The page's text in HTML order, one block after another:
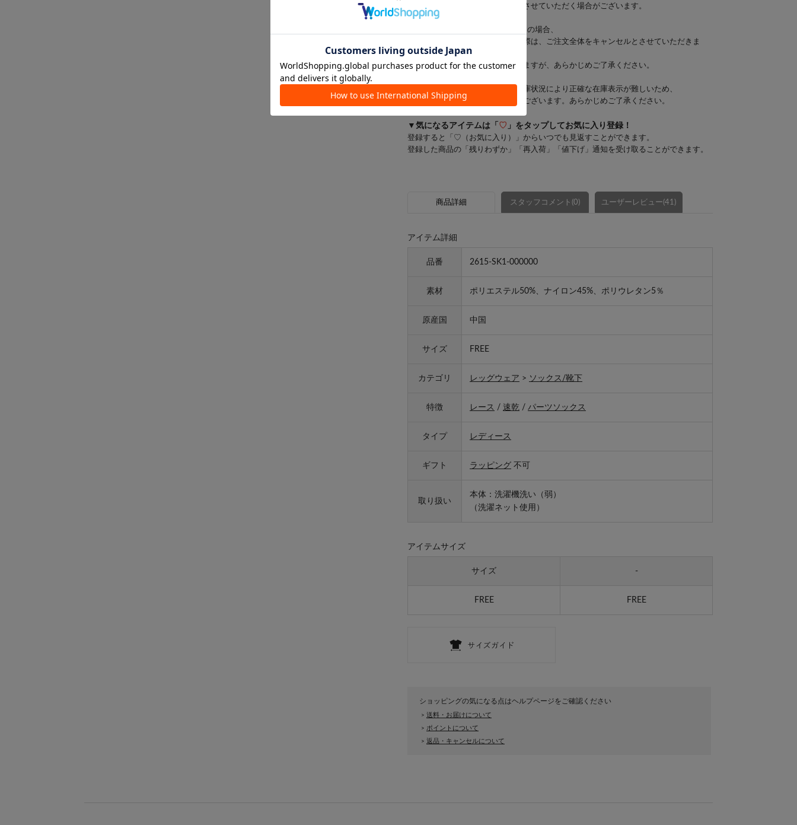
在庫をご用意できた商品のみ発送させていただく場合がございます。
※お支払い方法がd払い・メルペイの場合、
一部商品のキャンセルが発生した際は、ご注文全体をキャンセルとさせていただきま
す。
お客様にはご迷惑をおかけいたしますが、あらかじめご了承ください。
※一部の商品では、商品仕様や在庫状況により正確な在庫表示が難しいため、
店舗在庫を表示していない場合がございます。あらかじめご了承ください。
▼気になるアイテムは「 ♡ 」をタップしてお気に入り登録！
登録すると「♡（お気に入り）」からいつでも見返すことができます。
登録した商品の「残りわずか」「再入荷」「値下げ」通知を受け取ることができます。
商品詳細 スタッフコメント(0) ユーザーレビュー(41)
アイテム詳細
品番 2615-SK1-000000
素材 ポリエステル50%、ナイロン45%、ポリウレタン5％
原産国 中国
サイズ FREE
カテゴリ レッグウェア > ソックス/靴下
特徴 レース / 速乾 / パーツソックス
タイプ レディース
ギフト ラッピング 不可
取り扱い
本体：洗濯機洗い（弱）
（洗濯ネット使用）
アイテムサイズ
サイズ -
FREE FREE
ショッピングの気になる点はヘルプページをご確認ください
> 送料・お届けについて
> ポイントについて
> 返品・キャンセルについて